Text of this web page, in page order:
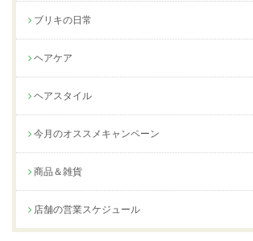
ブリキの日常
ヘアケア
ヘアスタイル
今月のオススメキャンペーン
商品＆雑貨
店舗の営業スケジュール